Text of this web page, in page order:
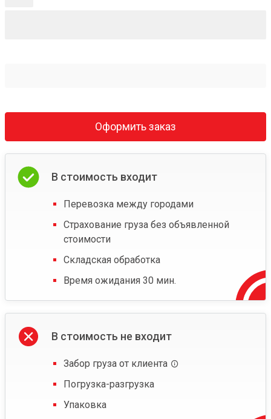
Оформить заказ
В стоимость входит
Перевозка между городами
Страхование груза без объявленной
стоимости
Складская обработка
Время ожидания 30 мин.
В стоимость не входит
Забор груза от клиента
Погрузка-разгрузка
Упаковка